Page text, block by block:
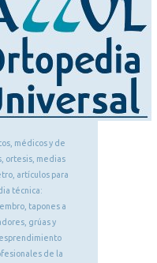
médicos y de
ortesis, medias
artículos para
técnica:
tapones a
grúas y
de la